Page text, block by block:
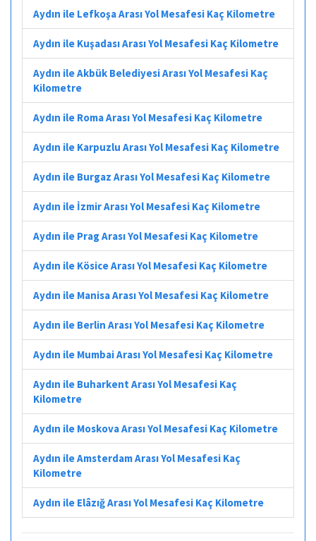
Aydın ile Lefkoşa Arası Yol Mesafesi Kaç Kilometre
Aydın ile Kuşadası Arası Yol Mesafesi Kaç Kilometre
Aydın ile Akbük Belediyesi Arası Yol Mesafesi Kaç
Kilometre
Aydın ile Roma Arası Yol Mesafesi Kaç Kilometre
Aydın ile Karpuzlu Arası Yol Mesafesi Kaç Kilometre
Aydın ile Burgaz Arası Yol Mesafesi Kaç Kilometre
Aydın ile İzmir Arası Yol Mesafesi Kaç Kilometre
Aydın ile Prag Arası Yol Mesafesi Kaç Kilometre
Aydın ile Kösice Arası Yol Mesafesi Kaç Kilometre
Aydın ile Manisa Arası Yol Mesafesi Kaç Kilometre
Aydın ile Berlin Arası Yol Mesafesi Kaç Kilometre
Aydın ile Mumbai Arası Yol Mesafesi Kaç Kilometre
Aydın ile Buharkent Arası Yol Mesafesi Kaç
Kilometre
Aydın ile Moskova Arası Yol Mesafesi Kaç Kilometre
Aydın ile Amsterdam Arası Yol Mesafesi Kaç
Kilometre
Aydın ile Elâzığ Arası Yol Mesafesi Kaç Kilometre